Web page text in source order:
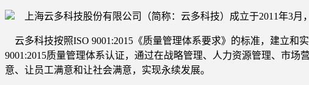
上海云多科技股份有限公司（简称：云多科技）成立于2011年3月
云多科技按照ISO 9001:2015《质量管理体系要求》的标准，建立和
9001:2015质量管理体系认证，通过在战略管理、人力资源管理、市
意、让员工满意和让社会满意，实现永续发展。